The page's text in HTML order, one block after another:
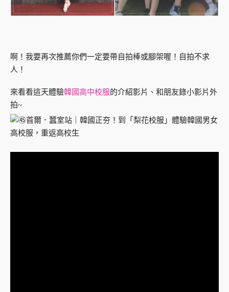
啊！我要再次推薦你們一定要帶自拍棒或腳架喔！自拍不求
人！
來看看這天體驗韓國高中校服的介紹影片、和朋友錄小影片外
拍~